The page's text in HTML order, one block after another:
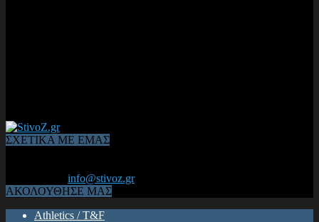
ΣΧΕΤΙΚΑ ΜΕ ΕΜΑΣ
info@stivoz.gr
ΑΚΟΛΟΥΘΗΣΕ ΜΑΣ
Athletics / T&F